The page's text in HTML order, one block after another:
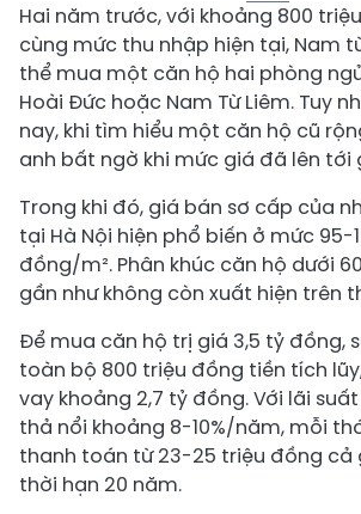
Hai năm trước, với khoảng 800
cùng mức thu nhập hiện tại, Nam
thể mua một căn hộ hai phòng
Hoài Đức hoặc Nam Từ Liêm. Tuy
nay, khi tìm hiểu một căn hộ cũ
anh bất ngờ khi mức giá đã lên tới
Trong khi đó, giá bán sơ cấp của
tại Hà Nội hiện phổ biến ở mức 95-
đồng/m². Phân khúc căn hộ dưới
gần như không còn xuất hiện trên
Để mua căn hộ trị giá 3,5 tỷ đồng,
toàn bộ 800 triệu đồng tiền tích
vay khoảng 2,7 tỷ đồng. Với lãi
thả nổi khoảng 8-10%/năm, mỗi
thanh toán từ 23-25 triệu đồng cả
thời hạn 20 năm.